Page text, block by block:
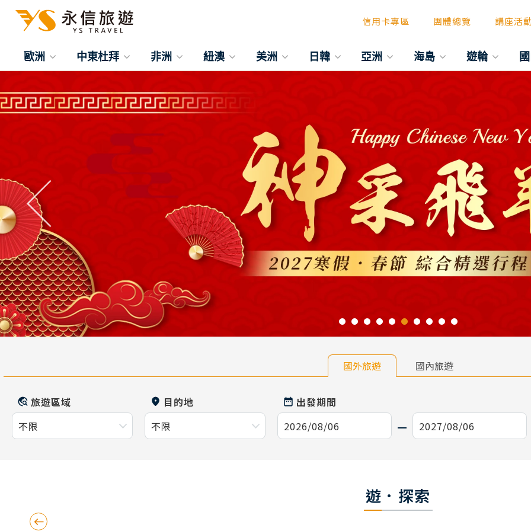
信用卡專區 團體總覽 講座活
歐洲 中東杜拜 非洲 紐澳 美洲 日韓 亞洲 海島 遊輪
往前
國外旅遊 國內旅遊
旅遊區域 目的地 出發期間
遊．探索